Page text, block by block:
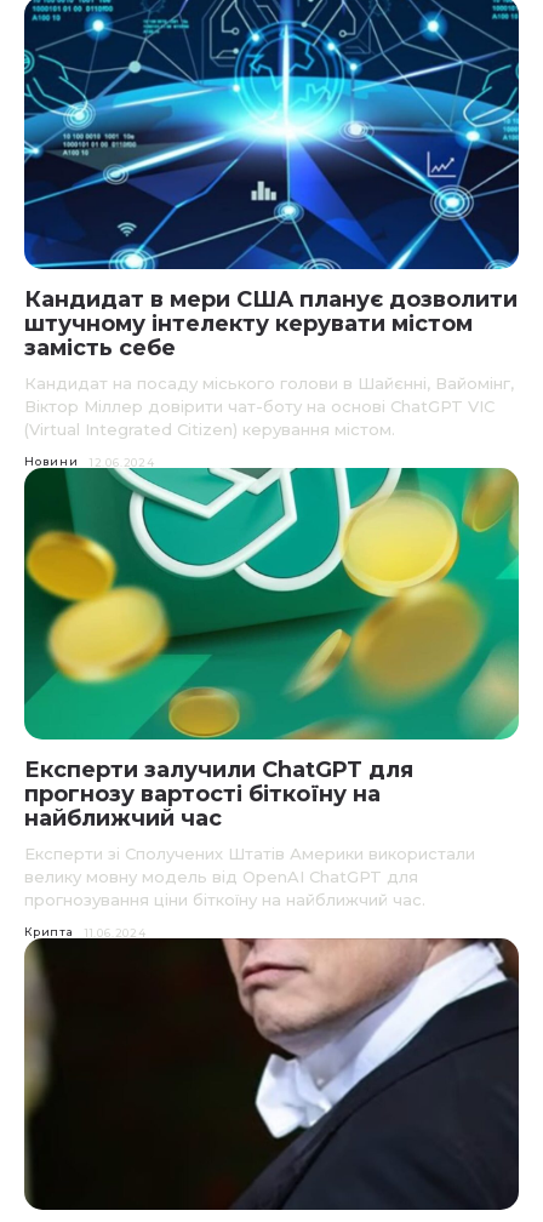
Кандидат в мери США планує дозволити
штучному інтелекту керувати містом
замість себе
Кандидат на посаду міського голови в Шайєнні, Вайомінг,
Віктор Міллер довірити чат-боту на основі ChatGPT VIC
(Virtual Integrated Citizen) керування містом.
Новини 12.06.2024
Експерти залучили ChatGPT для
прогнозу вартості біткоїну на
найближчий час
Експерти зі Сполучених Штатів Америки використали
велику мовну модель від OpenAI ChatGPT для
прогнозування ціни біткоїну на найближчий час.
Крипта 11.06.2024